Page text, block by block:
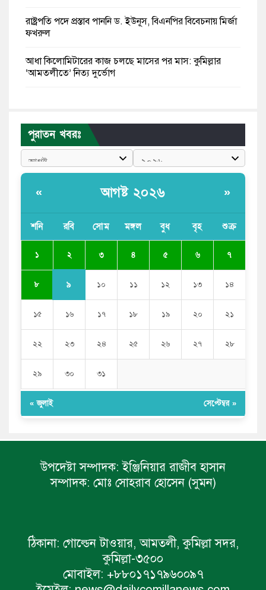
রাষ্ট্রপতি পদে প্রস্তাব পাননি ড. ইউনূস, বিএনপির বিবেচনায় মির্জা
ফখরুল
আধা কিলোমিটারের কাজ চলছে মাসের পর মাস: কুমিল্লার
‘আমতলীতে’ নিত্য দুর্ভোগ
পুলিশকে পিটিয়ে রক্তাক্ত করেছি এ দৃশ্য কি আপনারা দেখেননি:
এনসিপি নেতা
সরকার
সজীব ওয়াজেদ জয়
পুরাতন খবরঃ
« আগষ্ট ২০২৬ »
শনি রবি সোম মঙ্গল বুধ বৃহ শুক্র
১ ২ ৩ ৪ ৫ ৬ ৭
৮ ৯ ১০ ১১ ১২ ১৩ ১৪
১৫ ১৬ ১৭ ১৮ ১৯ ২০ ২১
২২ ২৩ ২৪ ২৫ ২৬ ২৭ ২৮
২৯ ৩০ ৩১
« জুলাই সেপ্টেম্বর »
উপদেষ্টা সম্পাদক: ইঞ্জিনিয়ার রাজীব হাসান
সম্পাদক: মোঃ সোহরাব হোসেন (সুমন)
ঠিকানা: গোল্ডেন টাওয়ার, আমতলী, কুমিল্লা সদর,
কুমিল্লা-৩৫০০
মোবাইল: +৮৮০১৭১৭৯৬০০৯৭